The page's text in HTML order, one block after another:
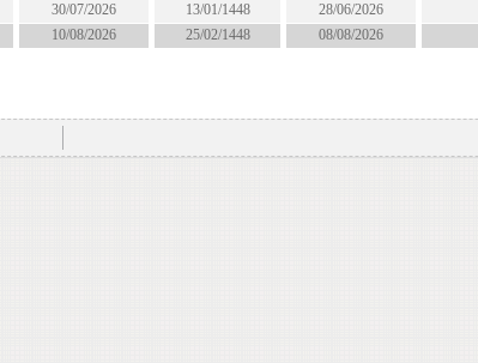
28/06/2026
08/08/2026
13/01/1448
25/02/1448
30/07/2026
10/08/2026